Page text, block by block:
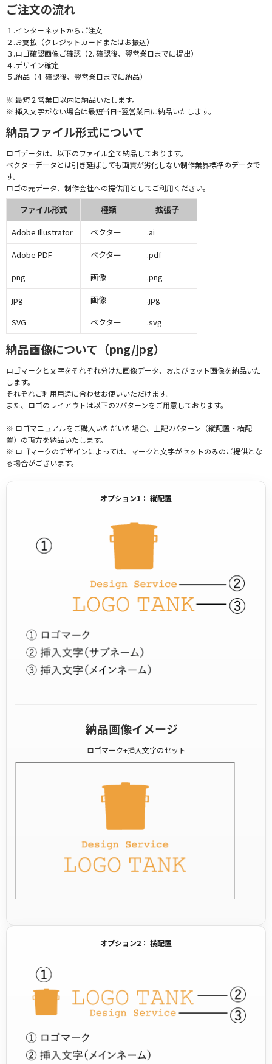
ご注文の流れ
１.インターネットからご注文
２.お支払（クレジットカードまたはお振込）
３.ロゴ確認画像ご確認（2. 確認後、翌営業日までに提出）
４.デザイン確定
５.納品（4. 確認後、翌営業日までに納品）
※ 最短 2 営業日以内に納品いたします。
※ 挿入文字がない場合は最短当日~翌営業日に納品いたします。
納品ファイル形式について
ロゴデータは、以下のファイル全て納品しております。
ベクターデータとは引き延ばしても画質が劣化しない制作業界標準のデータで
す。
ロゴの元データ、制作会社への提供用としてご利用ください。
ファイル形式 種類
拡張子
Adobe Illustrator
ベクター
.ai
Adobe PDF
ベクター
.pdf
png
画像
.png
jpg
画像
.jpg
SVG
ベクター .svg
納品画像について（png/jpg）
ロゴマークと文字をそれぞれ分けた画像データ、およびセット画像を納品いた
します。
それぞれご利用用途に合わせお使いいただけます。
また、ロゴのレイアウトは以下の2パターンをご用意しております。
※ ロゴマニュアルをご購入いただいた場合、上記2パターン（縦配置・横配
置）の両方を納品いたします。
※ ロゴマークのデザインによっては、マークと文字がセットのみのご提供とな
る場合がございます。
オプション1： 縦配置
納品画像イメージ
ロゴマーク+挿入文字のセット
オプション2： 横配置